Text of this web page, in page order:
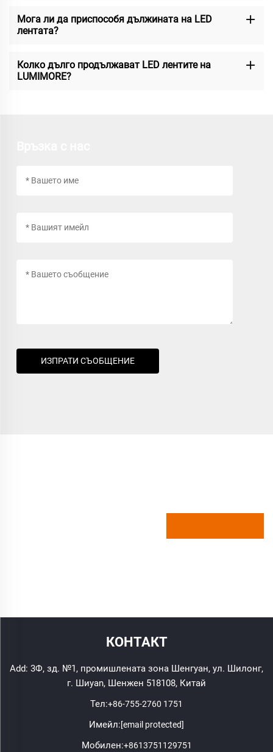
Мога ли да приспособя дължината на LED
лентата?
Колко дълго продължават LED лентите на
LUMIMORE?
ИЗПРАТИ СЪОБЩЕНИЕ
КОНТАКТ
Add: 3Ф, зд. №1, промишлената зона Шенгуан, ул. Шилонг,
г. Шиyan, Шенжен 518108, Китай
Тел:+86-755-2760 1751
Имейл:[email protected]
Мобилен:+8613751129751